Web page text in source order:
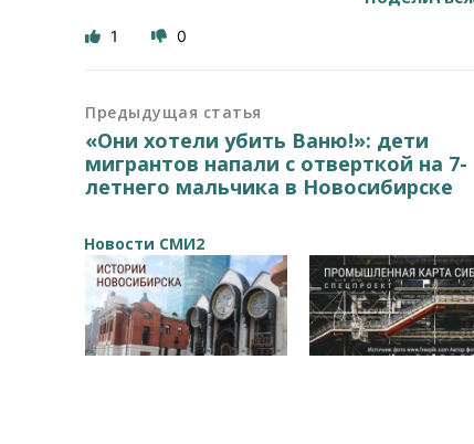
1 0
Предыдущая статья
«Они хотели убить Ваню!»: дети
мигрантов напали с отверткой на 7-
летнего мальчика в Новосибирске
Новости СМИ2